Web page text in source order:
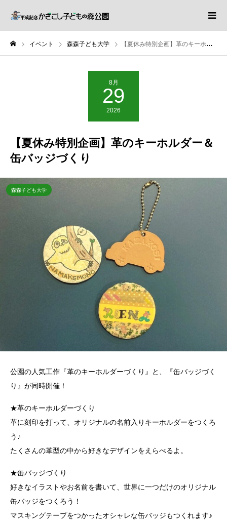
イベント 森森子ども大学 【夏休み特別企画】革のキーホルダー＆缶バッジづくり
8月
29
2026
【夏休み特別企画】革のキーホルダー＆
缶バッジづくり
森森子ども大学
公園の人気工作『革のキーホルダーづくり』と、『缶バッジづく
り』が同時開催！
★革のキーホルダーづくり
革に刻印を打って、オリジナルの名前入りキーホルダーをつくろ
う♪
たくさんの革型の中から好きなデザインをえらべるよ。
★缶バッジづくり
好きなイラストやお名前を書いて、世界に一つだけのオリジナル
缶バッジをつくろう！
マスキングテープをつかったオシャレな缶バッジもつくれます♪